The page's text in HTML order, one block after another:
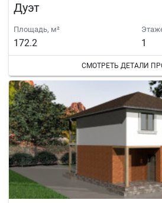
Дуэт
Площадь, м²
172.2 1
СМОТРЕТЬ ДЕТАЛИ